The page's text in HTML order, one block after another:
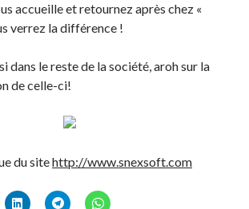
?
accueille et retournez après chez «
verrez la différence !
dans le reste de la société, aroh sur la
de celle-ci!
du sitehttp://www.snexsoft.com